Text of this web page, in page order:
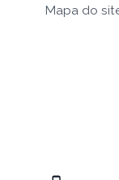
Mapa do